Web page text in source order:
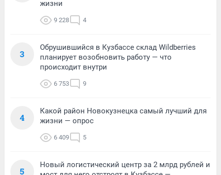
жизни
9 228 4
3
Обрушившийся в Кузбассе склад Wildberries
планирует возобновить работу — что
происходит внутри
6 753 9
4
Какой район Новокузнецка самый лучший для
жизни — опрос
6 409 5
5
Новый логистический центр за 2 млрд рублей и